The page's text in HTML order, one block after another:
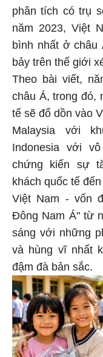
phân tích có trụ
năm 2023, Việt
bình nhất ở châu
bảy trên thế giới
Theo bài viết,
châu Á, trong đó,
tế sẽ đổ dồn vào
Malaysia với
Indonesia với
chứng kiến sự
khách quốc tế
Việt Nam - vốn
Đông Nam Á" từ
sáng với những
và hùng vĩ nhất
đậm đà bản sắc.